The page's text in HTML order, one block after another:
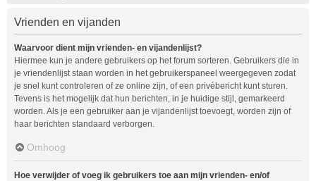
Vrienden en vijanden
Waarvoor dient mijn vrienden- en vijandenlijst?
Hiermee kun je andere gebruikers op het forum sorteren. Gebruikers die in
je vriendenlijst staan worden in het gebruikerspaneel weergegeven zodat
je snel kunt controleren of ze online zijn, of een privébericht kunt sturen.
Tevens is het mogelijk dat hun berichten, in je huidige stijl, gemarkeerd
worden. Als je een gebruiker aan je vijandenlijst toevoegt, worden zijn of
haar berichten standaard verborgen.
Omhoog
Hoe verwijder of voeg ik gebruikers toe aan mijn vrienden- en/of